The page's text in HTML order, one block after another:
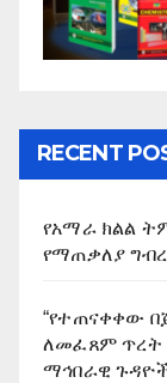
RECENT
የአማራ ክልል
የማጠቃለያ
“የተጠናቀቀው
ለመፈጸም ጥረት
ማኅበራዊ